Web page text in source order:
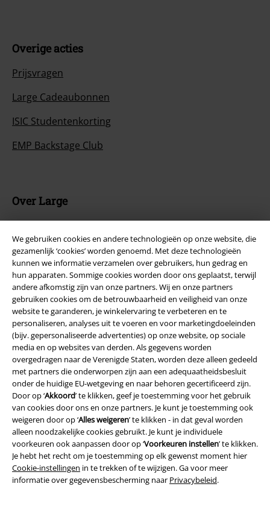
We gebruiken cookies en andere technologieën op onze website, die
gezamenlijk ‘cookies’ worden genoemd. Met deze technologieën
kunnen we informatie verzamelen over gebruikers, hun gedrag en
hun apparaten. Sommige cookies worden door ons geplaatst, terwijl
andere afkomstig zijn van onze partners. Wij en onze partners
gebruiken cookies om de betrouwbaarheid en veiligheid van onze
website te garanderen, je winkelervaring te verbeteren en te
personaliseren, analyses uit te voeren en voor marketingdoeleinden
(bijv. gepersonaliseerde advertenties) op onze website, op sociale
media en op websites van derden. Als gegevens worden
overgedragen naar de Verenigde Staten, worden deze alleen gedeeld
met partners die onderworpen zijn aan een adequaatheidsbesluit
onder de huidige EU-wetgeving en naar behoren gecertificeerd zijn.
Door op ‘Akkoord’ te klikken, geef je toestemming voor het gebruik
van cookies door ons en onze partners. Je kunt je toestemming ook
weigeren door op ‘Alles weigeren’ te klikken - in dat geval worden
alleen noodzakelijke cookies gebruikt. Je kunt je individuele
voorkeuren ook aanpassen door op ‘Voorkeuren instellen’ te klikken.
Je hebt het recht om je toestemming op elk gewenst moment hier
Cookie-instellingen in te trekken of te wijzigen. Ga voor meer
informatie over gegevensbescherming naar Privacybeleid.
Overige acties
Prijsvragen
Large Cadeaubonnen
ISIC Studentenkorting
EMP Backstage Club
Over Large
Partnerprogramma's
Duurzaamheid
Maak deel uit van de community!